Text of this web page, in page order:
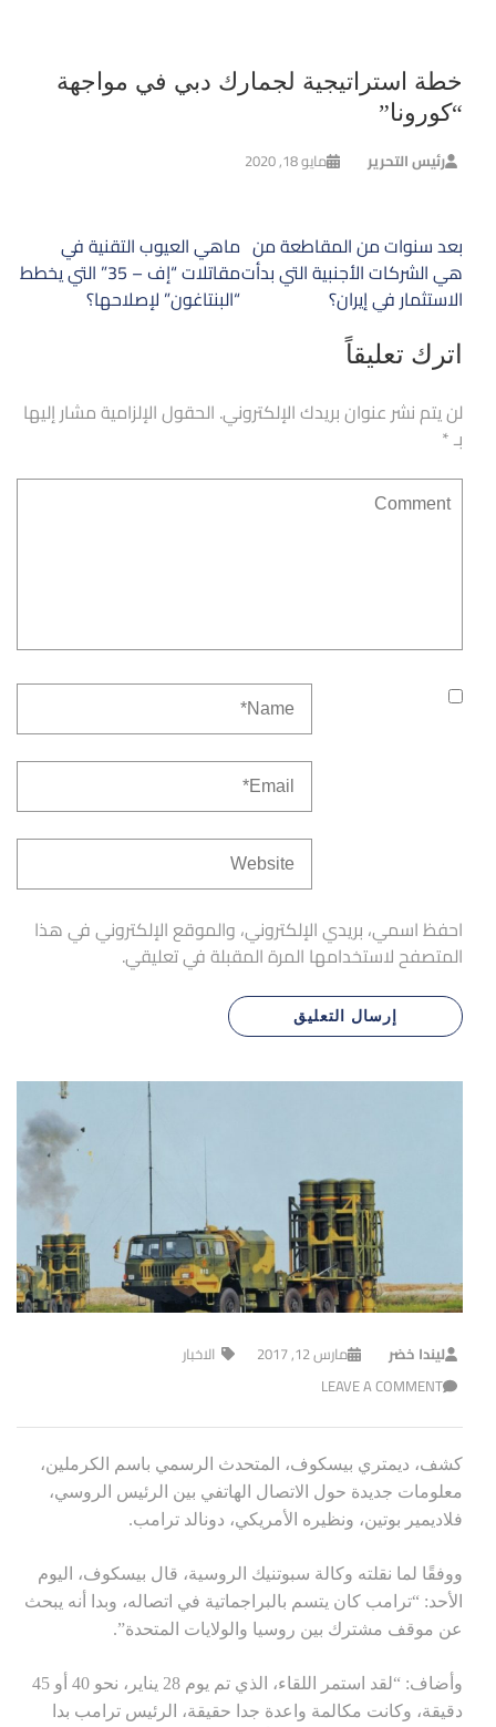
خطة استراتيجية لجمارك دبي في مواجهة
“كورونا”
رئيس التحرير مايو 18, 2020
تصفّح
المقالات
ماهي العيوب التقنية في
مقاتلات “إف – 35” التي يخطط
“البنتاغون” لإصلاحها؟
بعد سنوات من المقاطعة من
هي الشركات الأجنبية التي بدأت
الاستثمار في إيران؟
اترك تعليقاً
لن يتم نشر عنوان بريدك الإلكتروني. الحقول الإلزامية مشار إليها
بـ*
احفظ اسمي، بريدي الإلكتروني، والموقع الإلكتروني في هذا
المتصفح لاستخدامها المرة المقبلة في تعليقي.
ليندا خضر مارس 12, 2017
الاخبار
LEAVE A COMMENT
كشف، ديمتري بيسكوف، المتحدث الرسمي باسم الكرملين،
معلومات جديدة حول الاتصال الهاتفي بين الرئيس الروسي،
فلاديمير بوتين، ونظيره الأمريكي، دونالد ترامب.
ووفقًا لما نقلته وكالة سبوتنيك الروسية، قال بيسكوف، اليوم
الأحد: “ترامب كان يتسم بالبراجماتية في اتصاله، وبدا أنه يبحث
عن موقف مشترك بين روسيا والولايات المتحدة”.
وأضاف: “لقد استمر اللقاء، الذي تم يوم 28 يناير، نحو 40 أو 45
دقيقة، وكانت مكالمة واعدة جدا حقيقة، الرئيس ترامب بدا